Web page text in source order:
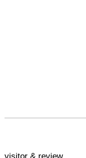
（日）まで、東京国